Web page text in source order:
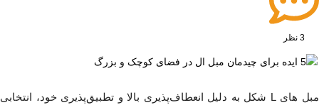
3 نظر
مبل های L شکل به دلیل انعطاف‌پذیری بالا و تطبیق‌پذیری خود، انتخابی